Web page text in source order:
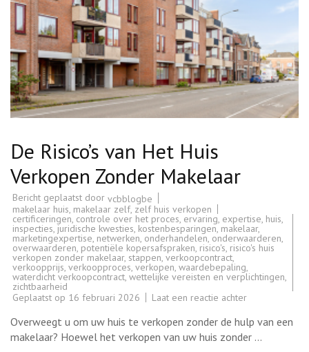
De Risico’s van Het Huis
Verkopen Zonder Makelaar
Bericht geplaatst door vcbblogbe
makelaar huis, makelaar zelf, zelf huis verkopen
certificeringen, controle over het proces, ervaring, expertise, huis,
inspecties,juridische kwesties, kostenbesparingen, makelaar,
marketingexpertise, netwerken, onderhandelen, onderwaarderen,
overwaarderen, potentiële kopersafspraken, risico's, risico's huis
verkopen zonder makelaar, stappen, verkoopcontract,
verkoopprijs, verkoopproces, verkopen, waardebepaling,
waterdicht verkoopcontract, wettelijke vereisten en verplichtingen,
zichtbaarheid
Geplaatst op 16 februari 2026 Laat een reactie achterop
Risico’s
van
Het
Huis
Overweegt u om uw huis te verkopen zonder de hulp van een
makelaar? Hoewel het verkopen van uw huis zonder …